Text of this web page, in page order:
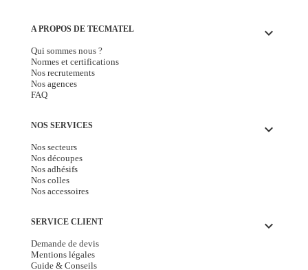
A PROPOS DE TECMATEL keyboard_arrow_down
Qui sommes nous ?
Normes et certifications
Nos recrutements
Nos agences
FAQ
NOS SERVICES keyboard_arrow_down
Nos secteurs
Nos découpes
Nos adhésifs
Nos colles
Nos accessoires
SERVICE CLIENT keyboard_arrow_down
Demande de devis
Mentions légales
Guide & Conseils